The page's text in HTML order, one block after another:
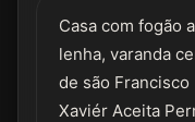
Casa com fogão a
lenha, varanda
de são Francisco
Xaviér Aceita